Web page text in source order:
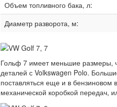
Объем топливного бака, л:
Диаметр разворота, м:
Гольф 7 имеет меньшие размеры,
деталей с Volkswagen Polo.
поставляться еще и в бензиновом
механической коробкой передач,